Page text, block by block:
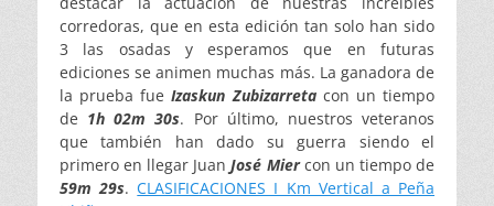
corredoras, que en esta edición tan solo han sido
3 las osadas y esperamos que en futuras
ediciones se animen muchas más. La ganadora de
la prueba fueIzaskun Zubizarretacon un tiempo
de 1h 02m 30s. Por último, nuestros veteranos
que también han dado su guerra siendo el
primero en llegar JuanJosé Miercon un tiempo de
59m 29s.CLASIFICACIONES I Km Vertical a Peña